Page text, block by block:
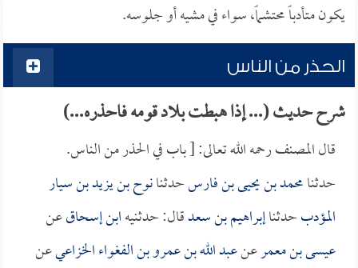
يكون متأدباً محتشماً، سواء في مشيه أو جلوسه.
الحذر من الناس
شرح حديث (... إذا هبطت بلاد قومه فاحذره...)
قال المصنف رحمه الله تعالى: [ باب في الحذر من الناس.
حدثنامحمد بن يحيى بن فارسحدثنانوح بن يزيد بن سيار
المؤدبحدثناإبراهيم بن سعدقال: حدثنيهابن إسحاقعن
عيسى بن معمرعنعبد الله بن عمرو بن الفغواء الخزاعيعن